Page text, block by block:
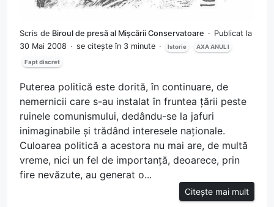
Scris de Biroul de presă al Mișcării Conservatoare
Publicat la
30 Mai 2008
se citește în 3 minute Istorie AXA ANUL I
Fapt discret
Puterea politică este dorită, în continuare, de
nemernicii care s-au instalat în fruntea țării peste
ruinele comunismului, dedându-se la jafuri
inimaginabile și trădând interesele naționale.
Culoarea politică a acestora nu mai are, de multă
vreme, nici un fel de importanță, deoarece, prin
fire nevăzute, au generat o...
Citește mai mult